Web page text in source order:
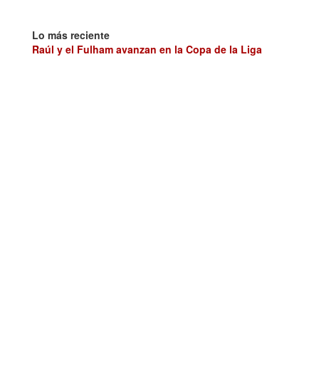
Lo más reciente
Raúl y el Fulham avanzan en la Copa de la Liga